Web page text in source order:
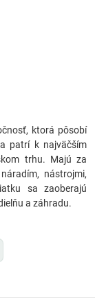
ktorá pôsobí
patrí k najväčším
trhu. Majú za
nástrojmi,
sa zaoberajú
a záhradu.